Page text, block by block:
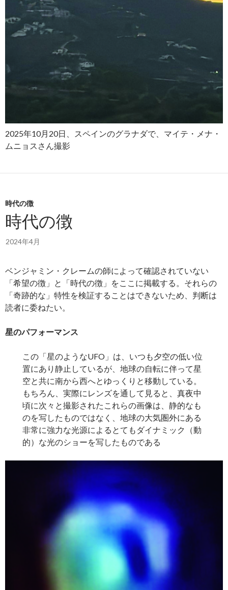
2025年10月20日、スペインのグラナダで、マイテ・メナ・
ムニョスさん撮影
時代の徴
時代の徴
2024年4月
ベンジャミン・クレームの師によって確認されていない
「希望の徴」と「時代の徴」をここに掲載する。それらの
「奇跡的な」特性を検証することはできないため、判断は
読者に委ねたい。
星のパフォーマンス
この「星のようなUFO」は、いつも夕空の低い位
置にあり静止しているが、地球の自転に伴って星
空と共に南から西へとゆっくりと移動している。
もちろん、実際にレンズを通して見ると、真夜中
頃に次々と撮影されたこれらの画像は、静的なも
のを写したものではなく、地球の大気圏外にある
非常に強力な光源によるとてもダイナミック（動
的）な光のショーを写したものである